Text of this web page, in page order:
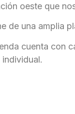
oeste que
de una amplia
cuenta con